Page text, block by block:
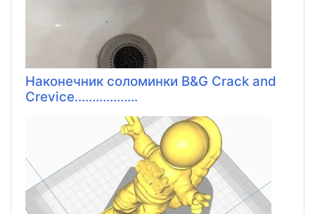
Наконечник соломинки B&G Crack and
Crevice..................